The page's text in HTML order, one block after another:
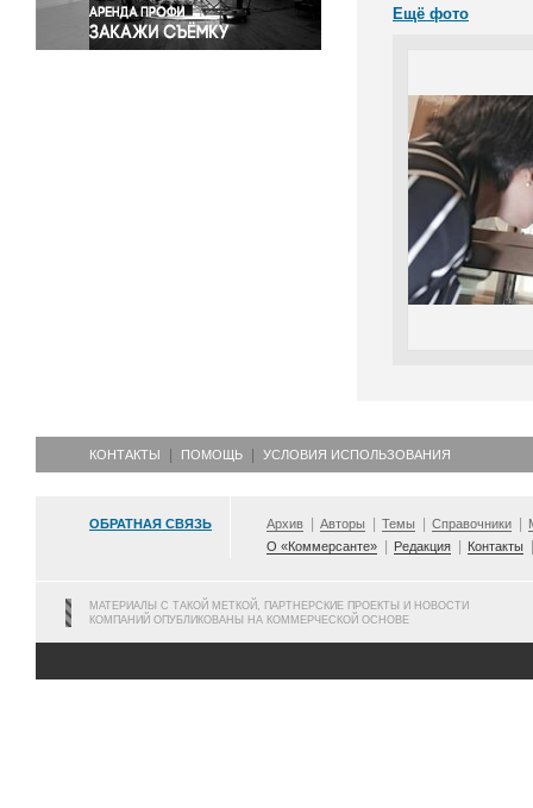
Ещё фото
КОНТАКТЫ ПОМОЩЬ УСЛОВИЯ ИСПОЛЬЗОВАНИЯ
ОБРАТНАЯ СВЯЗЬ Архив Авторы Темы Справочники
О «Коммерсанте»
Редакция Контакты
МАТЕРИАЛЫ С ТАКОЙ МЕТКОЙ, ПАРТНЕРСКИЕ ПРОЕКТЫ И НОВОСТИ
КОМПАНИЙ ОПУБЛИКОВАНЫ НА КОММЕРЧЕСКОЙ ОСНОВЕ